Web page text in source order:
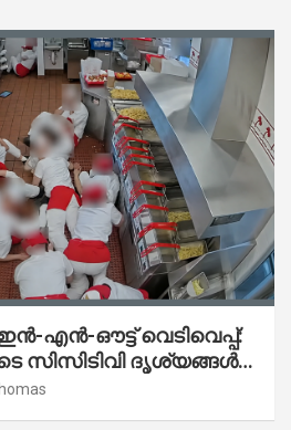
എൻ-ഔട്ട് വെടിവെപ്പ്:
സിസിടിവി ദൃശ്യങ്ങൾ
പിന്നിലെ കാരണം